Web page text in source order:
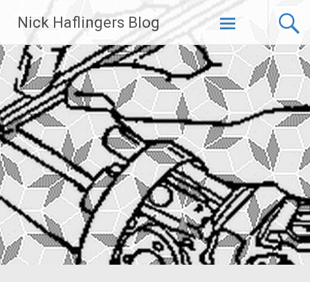
Inhalt
springen
Nick Haflingers Blog